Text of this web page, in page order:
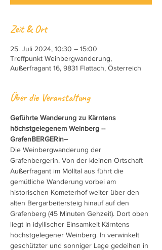
Zeit & Ort
25. Juli 2024, 10:30 – 15:00
Treffpunkt Weinbergwanderung,
Außerfragant 16, 9831 Flattach, Österreich
Über die Veranstaltung
Geführte Wanderung zu Kärntens
höchstgelegenem Weinberg --
GrafenBERGERin--
Die Weinbergwanderung der
Grafenbergerin. Von der kleinen Ortschaft
Außerfragant im Mölltal aus führt die
gemütliche Wanderung vorbei am
historischen Kometerhof weiter über den
alten Bergarbeitersteig hinauf auf den
Grafenberg (45 Minuten Gehzeit). Dort oben
liegt in idyllischer Einsamkeit Kärntens
höchstgelegener Weinberg. In verwinkelt
geschützter und sonniger Lage gedeihen in